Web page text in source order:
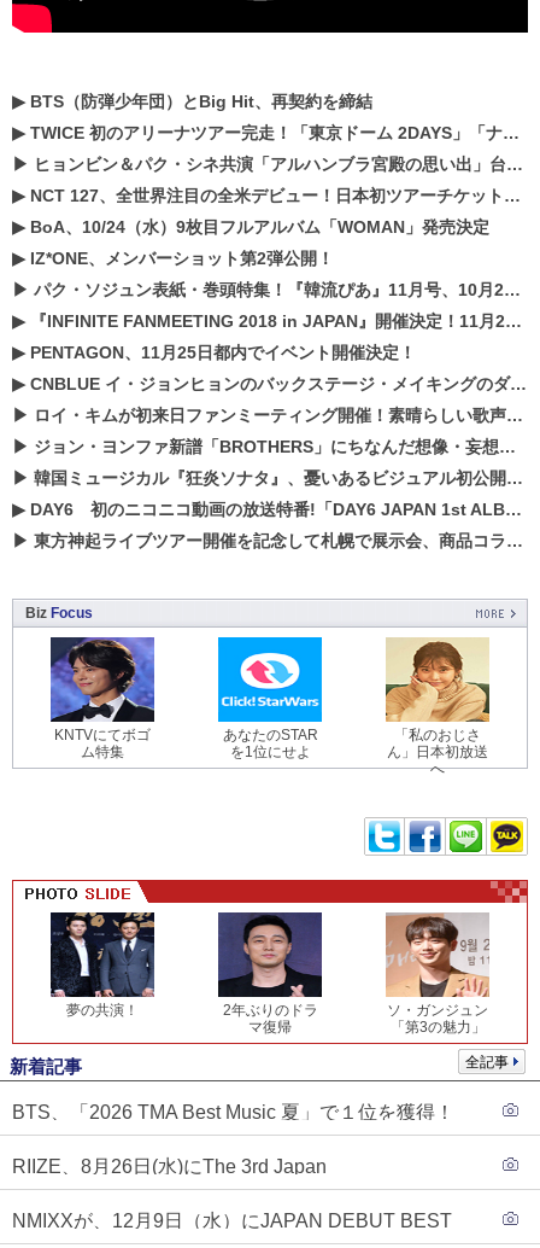
▶ BTS（防弾少年団）とBig Hit、再契約を締結
▶TWICE 初のアリーナツアー完走！「東京ドーム 2DAYS」「ナゴヤドーム1DAY」「京セラドーム1DAY」2019年ドームツアー開催決定！！
▶ ヒョンビン＆パク・シネ共演「アルハンブラ宮殿の思い出」台本読み現場を公開
▶ NCT 127、全世界注目の全米デビュー！日本初ツアーチケットが早くもプレミア化！？
▶ BoA、10/24（水）9枚目フルアルバム「WOMAN」発売決定
▶ IZ*ONE、メンバーショット第2弾公開！
▶ パク・ソジュン表紙・巻頭特集！『韓流ぴあ』11月号、10月22日（月）発売！
▶
『INFINITE FANMEETING 2018 in JAPAN』開催決定！11月21、22日にパシフィコ横浜にて実施
▶ PENTAGON、11月25日都内でイベント開催決定！
▶CNBLUE イ・ジョンヒョンのバックステージ・メイキングのダイジェスト映像が公開！
▶ ロイ・キムが初来日ファンミーティング開催！素晴らしい歌声に癒される贅沢な時間
▶ ジョン・ヨンファ新譜「BROTHERS」にちなんだ想像・妄想企画がスタート！
▶ 韓国ミュージカル『狂炎ソナタ』、憂いある​ビジュアル初公開!! 主役リョウク、SHIN、KENらのコメントが到着！
▶ DAY6 初のニコニコ動画の放送特番!「DAY6 JAPAN 1st ALBUM「UNLOCK」発売記念 ライブ@ニコ生」を配信決定!
▶ 東方神起ライブツアー開催を記念して札幌で展示会、商品コラボが実現！！
Biz Focus
KNTVにてボゴ
ム特集
あなたのSTAR
を1位にせよ
「私のおじさ
ん」日本初放送
へ
夢の共演！
2年ぶりのドラ
マ復帰
ソ・ガンジュン
「第3の魅力」
全記事
新着記事
BTS、「2026 TMA Best Music 夏」で１位を獲得！
RIIZE、8月26日(水)にThe 3rd Japan
NMIXXが、12月9日（水）にJAPAN DEBUT BEST